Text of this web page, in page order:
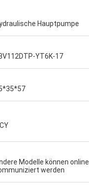
Hauptpumpe
YT6K-17
Modelle können online
werden